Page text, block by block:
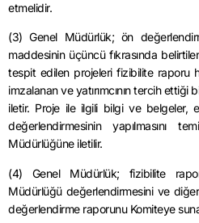
etmelidir.
(3) Genel Müdürlük; ön
maddesinin üçüncü fıkrasında
tespit edilen projeleri fizibilite raporu
imzalanan ve yatırımcının tercih ettiği
iletir. Proje ile ilgili bilgi ve belgeler,
değerlendirmesinin yapılmasını
Müdürlüğüne iletilir.
(4) Genel Müdürlük; fizibilite
Müdürlüğü değerlendirmesini ve
değerlendirme raporunu Komiteye